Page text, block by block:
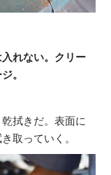
れない。クリー
。
拭きだ。表面に
取っていく。